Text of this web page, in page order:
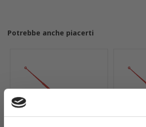
Potrebbe anche piacerti